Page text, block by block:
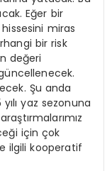
Eğer bir
miras
bir risk
değeri
Şu anda
yaz sezonuna
için çok
ilgili kooperatif